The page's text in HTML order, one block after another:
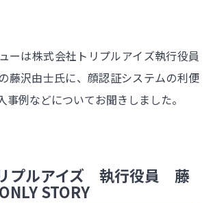
ーは株式会社トリプルアイズ執行役員
藤沢由士氏に、顔認証システムの利便
事例などについてお聞きしました。
プルアイズ 執行役員 藤
STORY